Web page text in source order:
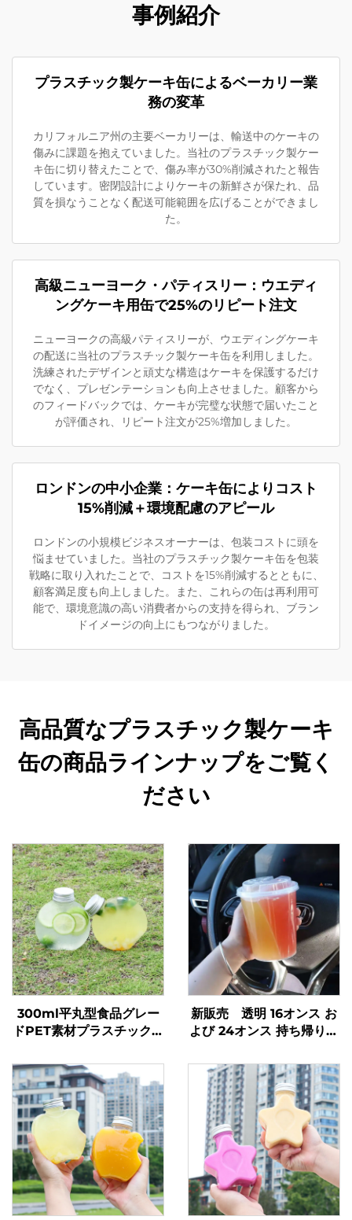
事例紹介
プラスチック製ケーキ缶によるベーカリー業
務の変革
カリフォルニア州の主要ベーカリーは、輸送中のケーキの
傷みに課題を抱えていました。当社のプラスチック製ケー
キ缶に切り替えたことで、傷み率が30%削減されたと報告
しています。密閉設計によりケーキの新鮮さが保たれ、品
質を損なうことなく配送可能範囲を広げることができまし
た。
高級ニューヨーク・パティスリー：ウエディ
ングケーキ用缶で25%のリピート注文
ニューヨークの高級パティスリーが、ウエディングケーキ
の配送に当社のプラスチック製ケーキ缶を利用しました。
洗練されたデザインと頑丈な構造はケーキを保護するだけ
でなく、プレゼンテーションも向上させました。顧客から
のフィードバックでは、ケーキが完璧な状態で届いたこと
が評価され、リピート注文が25%増加しました。
ロンドンの中小企業：ケーキ缶によりコスト
15%削減＋環境配慮のアピール
ロンドンの小規模ビジネスオーナーは、包装コストに頭を
悩ませていました。当社のプラスチック製ケーキ缶を包装
戦略に取り入れたことで、コストを15%削減するとともに、
顧客満足度も向上しました。また、これらの缶は再利用可
能で、環境意識の高い消費者からの支持を得られ、ブラン
ドイメージの向上にもつながりました。
高品質なプラスチック製ケーキ
缶の商品ラインナップをご覧く
ださい
300ml平丸型食品グレー
ドPET素材プラスチック包
ティー用
新販売 透明 16オンス お
よび 24オンス 持ち帰り用
タ・ストロー付き 2室ダブ
ルスプリットボバカップ